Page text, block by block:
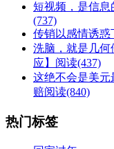
短视频，是信息
(737)
传销以感情诱惑
洗脑，就是几何
应】 阅读(437)
这绝不会是美元
赔阅读(840)
热门标签